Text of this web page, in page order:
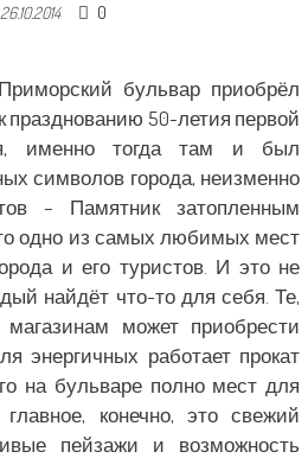
26.10.2014 0
бульвар приобрёл
празднованию 50-летия первой
именно тогда там и был
символов города, неизменно
– Памятник затопленным
одно из самых любимых мест
и его туристов. И это не
найдёт что-то для себя. Те,
может приобрести
энергичных работает прокат
на бульваре полно мест для
конечно, это свежий
пейзажи и возможность